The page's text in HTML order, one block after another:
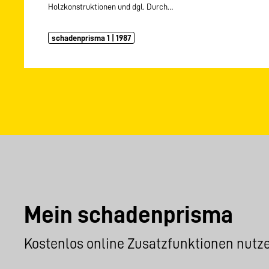
Holzkonstruktionen und dgl. Durch…
schadenprisma 1 | 1987
Mein schadenprisma
Kostenlos online Zusatzfunktionen